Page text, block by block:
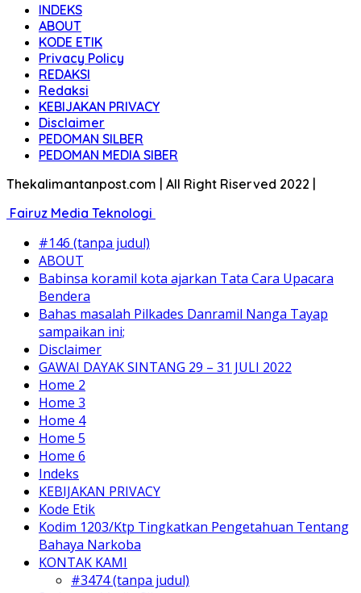
INDEKS
ABOUT
KODE ETIK
Privacy Policy
REDAKSI
Redaksi
KEBIJAKAN PRIVACY
Disclaimer
PEDOMAN SILBER
PEDOMAN MEDIA SIBER
Thekalimantanpost.com | All Right Riserved 2022 |
Fairuz Media Teknologi
#146 (tanpa judul)
ABOUT
Babinsa koramil kota ajarkan Tata Cara Upacara
Bendera
Bahas masalah Pilkades Danramil Nanga Tayap
sampaikan ini;
Disclaimer
GAWAI DAYAK SINTANG 29 – 31 JULI 2022
Home 2
Home 3
Home 4
Home 5
Home 6
Indeks
KEBIJAKAN PRIVACY
Kode Etik
Kodim 1203/Ktp Tingkatkan Pengetahuan Tentang
Bahaya Narkoba
KONTAK KAMI
#3474 (tanpa judul)